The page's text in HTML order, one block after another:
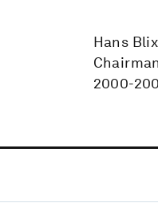
Hans
2000-